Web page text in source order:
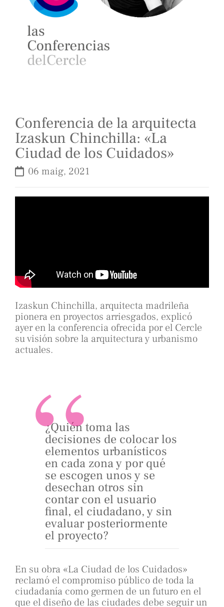
Conferencia de la arquitecta
Izaskun Chinchilla: «La
Ciudad de los Cuidados»
06 maig, 2021
Izaskun Chinchilla, arquitecta madrileña
pionera en proyectos arriesgados, explicó
ayer en la conferencia ofrecida por el Cercle
su visión sobre la arquitectura y urbanismo
actuales.
¿Quién toma las
decisiones de colocar los
elementos urbanísticos
en cada zona y por qué
se escogen unos y se
desechan otros sin
contar con el usuario
final, el ciudadano, y sin
evaluar posteriormente
el proyecto?
En su obra «La Ciudad de los Cuidados»
reclamó el compromiso público de toda la
ciudadanía como germen de un futuro en el
que el diseño de las ciudades debe seguir un